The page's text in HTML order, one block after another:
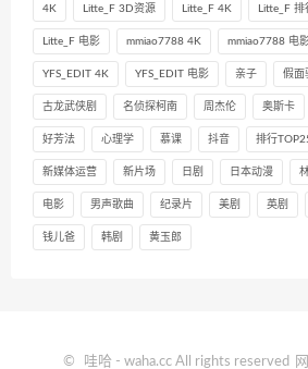
4K Litte_F 3D资源 Litte_F 4K Litte_F
Litte_F 电影 mmiao7788 4K mmiao7788 电
YFS_EDIT 4K YFS_EDIT 电影 亲子 假面
古龙武侠剧 名侦探柯南 周杰伦 奥斯卡
好芳法 心理学 慕课 抖音 排行
新媒体运营 新片场 日剧 日本动漫
电影 男声歌曲 纪录片 美剧 英剧
钱儿爸 韩剧 黄玉郎
© 哇哈 - waha.cc All rights reserved